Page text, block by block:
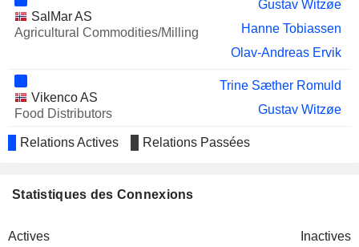
SalMar AS
Agricultural Commodities/Milling
Gustav Witzøe
Hanne Tobiassen
Olav-Andreas Ervik
Vikenco AS
Food Distributors
Trine Sæther Romuld
Gustav Witzøe
Salmar Farming AS
Pelagia Holding AS
Relations Actives Relations Passées
Statistiques des Connexions
Actives Inactives